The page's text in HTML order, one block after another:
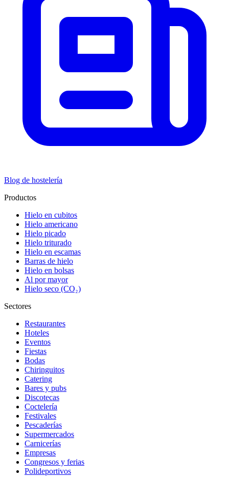
Blog de hostelería
Productos
Hielo en cubitos
Hielo americano
Hielo picado
Hielo triturado
Hielo en escamas
Barras de hielo
Hielo en bolsas
Al por mayor
Hielo seco (CO₂)
Sectores
Restaurantes
Hoteles
Eventos
Fiestas
Bodas
Chiringuitos
Catering
Bares y pubs
Discotecas
Coctelería
Festivales
Pescaderías
Supermercados
Carnicerías
Empresas
Congresos y ferias
Polideportivos